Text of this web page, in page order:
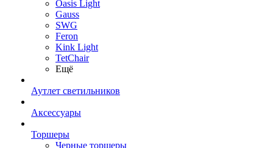
Oasis Light
Gauss
SWG
Feron
Kink Light
TetСhair
Ещё
Аутлет светильников
Аксессуары
Торшеры
Черные торшеры